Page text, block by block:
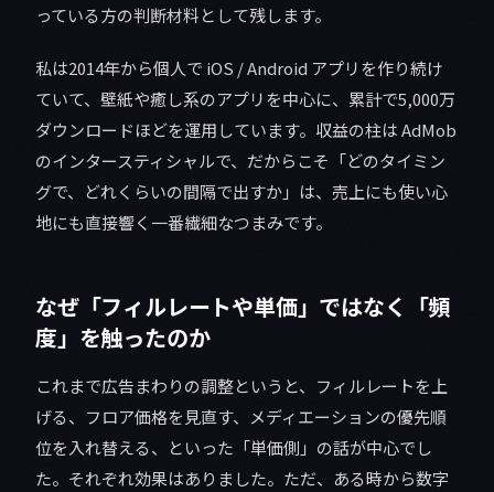
っている方の判断材料として残します。
私は2014年から個人で iOS / Android アプリを作り続け
ていて、壁紙や癒し系のアプリを中心に、累計で5,000万
ダウンロードほどを運用しています。収益の柱は AdMob
のインタースティシャルで、だからこそ「どのタイミン
グで、どれくらいの間隔で出すか」は、売上にも使い心
地にも直接響く一番繊細なつまみです。
なぜ「フィルレートや単価」ではなく「頻
度」を触ったのか
これまで広告まわりの調整というと、フィルレートを上
げる、フロア価格を見直す、メディエーションの優先順
位を入れ替える、といった「単価側」の話が中心でし
た。それぞれ効果はありました。ただ、ある時から数字